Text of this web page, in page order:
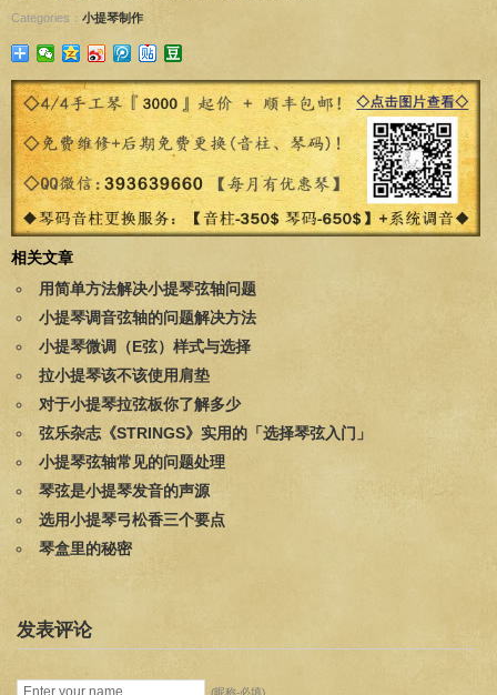
Categories： 小提琴制作
相关文章
用简单方法解决小提琴弦轴问题
小提琴调音弦轴的问题解决方法
小提琴微调（E弦）样式与选择
拉小提琴该不该使用肩垫
对于小提琴拉弦板你了解多少
弦乐杂志《STRINGS》实用的「选择琴弦入门」
小提琴弦轴常见的问题处理
琴弦是小提琴发音的声源
选用小提琴弓松香三个要点
琴盒里的秘密
发表评论
(昵称-必填)